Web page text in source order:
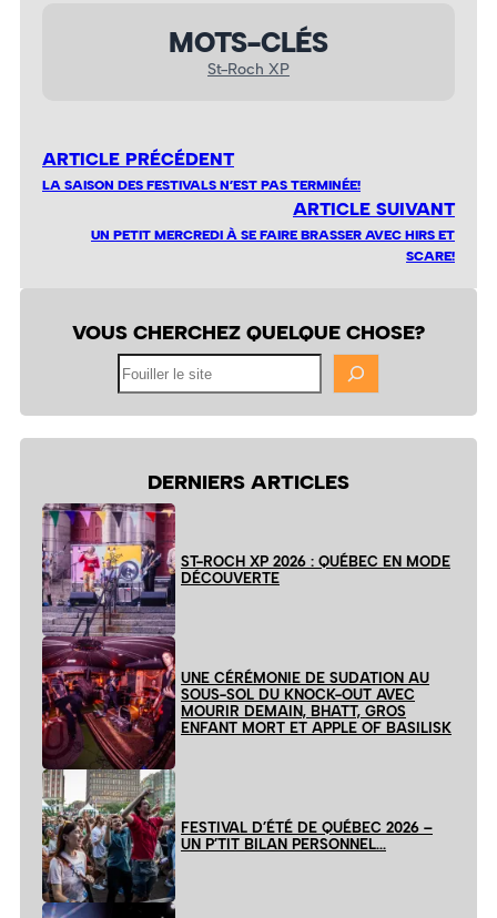
MOTS-CLÉS
St-Roch XP
ARTICLE PRÉCÉDENT
LA SAISON DES FESTIVALS N’EST PAS TERMINÉE!
ARTICLE SUIVANT
UN PETIT MERCREDI À SE FAIRE BRASSER AVEC HIRS ET
SCARE!
VOUS CHERCHEZ QUELQUE CHOSE?
DERNIERS ARTICLES
ST-ROCH XP 2026 : QUÉBEC EN MODE
DÉCOUVERTE
UNE CÉRÉMONIE DE SUDATION AU
SOUS-SOL DU KNOCK-OUT AVEC
MOURIR DEMAIN, BHATT, GROS
ENFANT MORT ET APPLE OF BASILISK
FESTIVAL D’ÉTÉ DE QUÉBEC 2026 –
UN P’TIT BILAN PERSONNEL…